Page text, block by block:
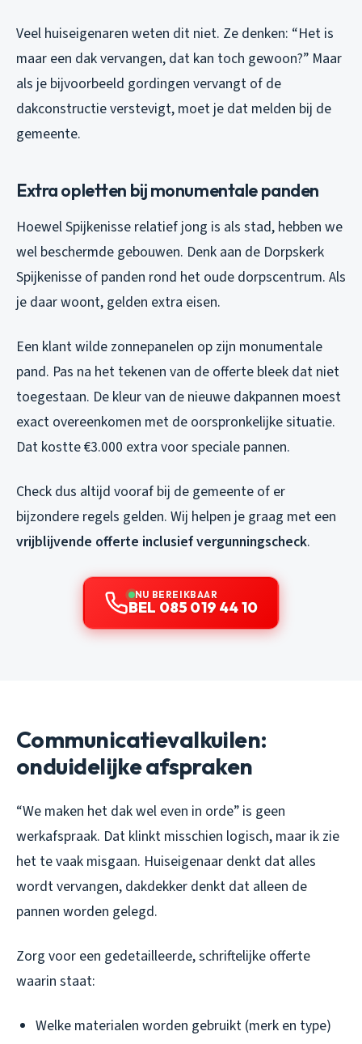
Veel huiseigenaren weten dit niet. Ze denken: “Het is
maar een dak vervangen, dat kan toch gewoon?” Maar
als je bijvoorbeeld gordingen vervangt of de
dakconstructie verstevigt, moet je dat melden bij de
gemeente.
Extra opletten bij monumentale panden
Hoewel Spijkenisse relatief jong is als stad, hebben we
wel beschermde gebouwen. Denk aan de Dorpskerk
Spijkenisse of panden rond het oude dorpscentrum. Als
je daar woont, gelden extra eisen.
Een klant wilde zonnepanelen op zijn monumentale
pand. Pas na het tekenen van de offerte bleek dat niet
toegestaan. De kleur van de nieuwe dakpannen moest
exact overeenkomen met de oorspronkelijke situatie.
Dat kostte €3.000 extra voor speciale pannen.
Check dus altijd vooraf bij de gemeente of er
bijzondere regels gelden. Wij helpen je graag met een
vrijblijvende offerte inclusief vergunningscheck.
NU BEREIKBAAR
BEL 085 019 44 10
Communicatievalkuilen:
onduidelijke afspraken
“We maken het dak wel even in orde” is geen
werkafspraak. Dat klinkt misschien logisch, maar ik zie
het te vaak misgaan. Huiseigenaar denkt dat alles
wordt vervangen, dakdekker denkt dat alleen de
pannen worden gelegd.
Zorg voor een gedetailleerde, schriftelijke offerte
waarin staat:
Welke materialen worden gebruikt (merk en type)